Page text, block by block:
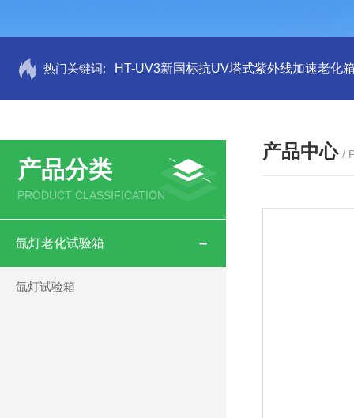
热门关键词: HT-UV3新国标抗UV塔式紫外线加速老化
产品分类
PRODUCT CLASSIFICATION
氙灯老化试验箱
氙灯试验箱
产品中心 /